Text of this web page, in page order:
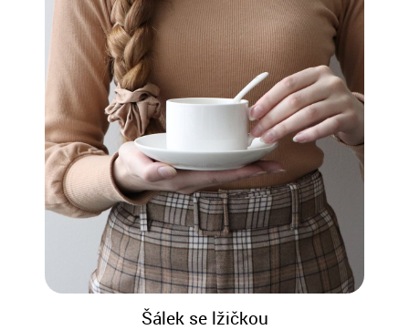
Šálek se lžičkou